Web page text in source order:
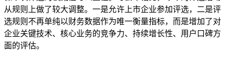
从规则上做了较大调整。一是允许上市企业参加评选，二是评
选规则不再单纯以财务数据作为唯一衡量指标，而是增加了对
企业关键技术、核心业务的竞争力、持续增长性、用户口碑方
面的评估。